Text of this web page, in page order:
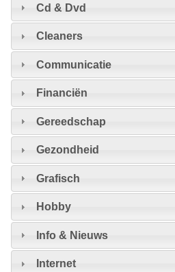
Cd & Dvd
Cleaners
Communicatie
Financiën
Gereedschap
Gezondheid
Grafisch
Hobby
Info & Nieuws
Internet